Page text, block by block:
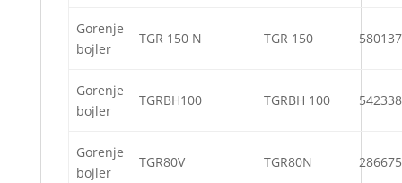
Gorenje
bojler
TGR 150 N TGR 150 580137
Gorenje
bojler
TGRBH100 TGRBH 100 542338
Gorenje
bojler
TGR80V TGR80N 286675